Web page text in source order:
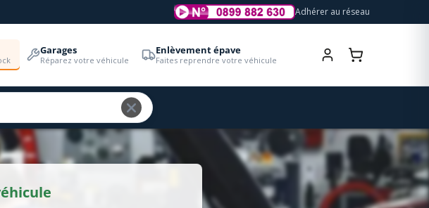
Adhérer au réseau
Garages
Réparez votre véhicule
Enlèvement épave
Faites reprendre votre véhicule